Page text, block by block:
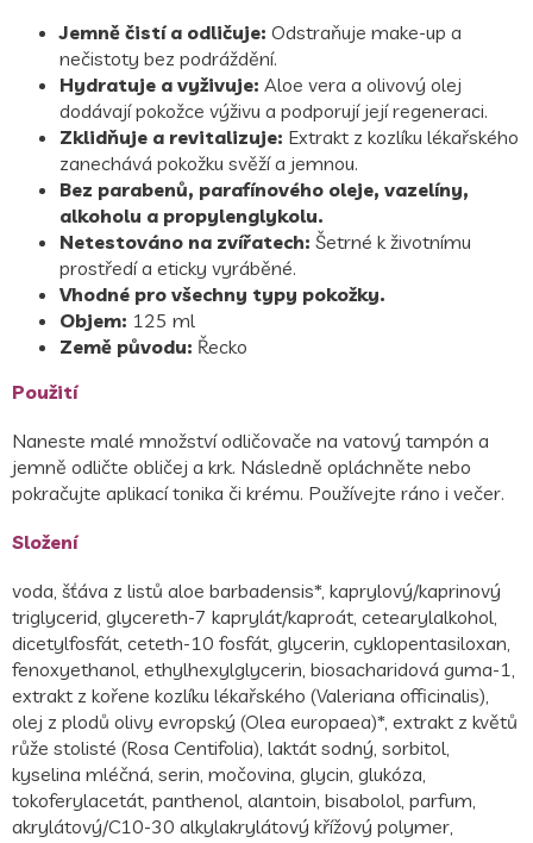
Jemně čistí a odličuje: Odstraňuje make-up a
nečistoty bez podráždění.
Hydratuje a vyživuje: Aloe vera a olivový olej
dodávají pokožce výživu a podporují její regeneraci.
Zklidňuje a revitalizuje: Extrakt z kozlíku lékařského
zanechává pokožku svěží a jemnou.
Bez parabenů, parafínového oleje, vazelíny,
alkoholu a propylenglykolu.
Netestováno na zvířatech: Šetrné k životnímu
prostředí a eticky vyráběné.
Vhodné pro všechny typy pokožky.
Objem: 125 ml
Země původu: Řecko
Použití
Naneste malé množství odličovače na vatový tampón a
jemně odličte obličej a krk. Následně opláchněte nebo
pokračujte aplikací tonika či krému. Používejte ráno i večer.
Složení
voda, šťáva z listů aloe barbadensis*, kaprylový/kaprinový
triglycerid, glycereth-7 kaprylát/kaproát, cetearylalkohol,
dicetylfosfát, ceteth-10 fosfát, glycerin, cyklopentasiloxan,
fenoxyethanol, ethylhexylglycerin, biosacharidová guma-1,
extrakt z kořene kozlíku lékařského (Valeriana officinalis),
olej z plodů olivy evropský (Olea europaea)*, extrakt z květů
růže stolisté (Rosa Centifolia), laktát sodný, sorbitol,
kyselina mléčná, serin, močovina, glycin, glukóza,
tokoferylacetát, panthenol, alantoin, bisabolol, parfum,
akrylátový/C10-30 alkylakrylátový křížový polymer,